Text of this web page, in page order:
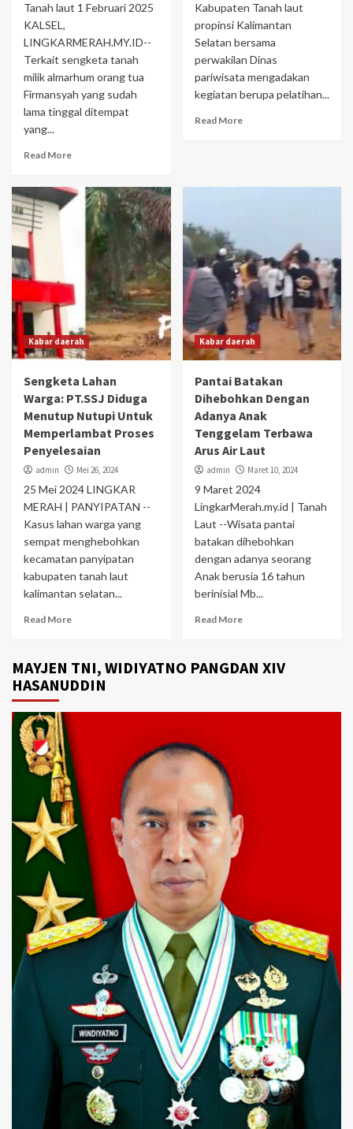
Tanah laut 1 Februari 2025
KALSEL,
LINGKARMERAH.MY.ID--
Terkait sengketa tanah
milik almarhum orang tua
Firmansyah yang sudah
lama tinggal ditempat
yang...
Read More
Kabupaten Tanah laut
propinsi Kalimantan
Selatan bersama
perwakilan Dinas
pariwisata mengadakan
kegiatan berupa pelatihan...
Read More
Kabar daerah
Sengketa Lahan
Warga: PT.SSJ Diduga
Menutup Nutupi Untuk
Memperlambat Proses
Penyelesaian
admin Mei 26, 2024
25 Mei 2024 LINGKAR
MERAH | PANYIPATAN --
Kasus lahan warga yang
sempat menghebohkan
kecamatan panyipatan
kabupaten tanah laut
kalimantan selatan...
Read More
Kabar daerah
Pantai Batakan
Dihebohkan Dengan
Adanya Anak
Tenggelam Terbawa
Arus Air Laut
admin Maret 10, 2024
9 Maret 2024
LingkarMerah.my.id | Tanah
Laut --Wisata pantai
batakan dihebohkan
dengan adanya seorang
Anak berusia 16 tahun
berinisial Mb...
Read More
MAYJEN TNI, WIDIYATNO PANGDAN XIV
HASANUDDIN